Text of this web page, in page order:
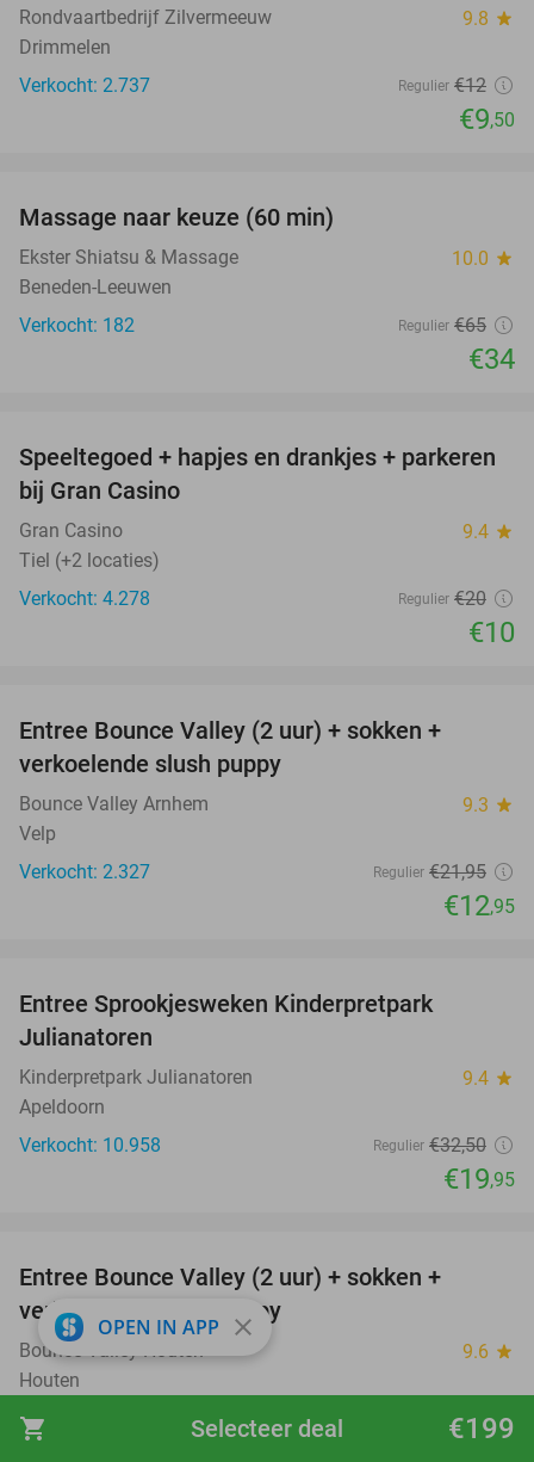
shopping_cart €199
Selecteer deal
Rondvaartbedrijf Zilvermeeuw 9.8 star
Drimmelen
Verkocht: 2.737
Regulier €12
€9,50
Massage naar keuze (60 min)
Ekster Shiatsu & Massage 10.0 star
Beneden-Leeuwen
Verkocht: 182
Regulier €65
€34
50%
Speeltegoed + hapjes en drankjes + parkeren
bij Gran Casino
Gran Casino 9.4 star
Tiel (+2 locaties)
Verkocht: 4.278
Regulier €20
€10
Entree Bounce Valley (2 uur) + sokken +
verkoelende slush puppy
Bounce Valley Arnhem 9.3 star
Velp
Verkocht: 2.327
Regulier €21,95
€12,95
Entree Sprookjesweken Kinderpretpark
Julianatoren
Kinderpretpark Julianatoren 9.4 star
Apeldoorn
Verkocht: 10.958
Regulier €32,50
€19,95
Entree Bounce Valley (2 uur) + sokken +
verkoelende slush puppy
Bounce Valley Houten 9.6 star
Houten
Verkocht: 1.765
€21,95
OPEN IN APP close